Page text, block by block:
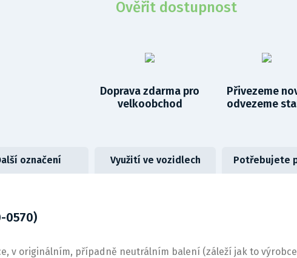
Ověřit dostupnost
Doprava zdarma pro
velkoobchod
Přivezeme
odvezeme
označení Využití ve vozidlech Potřebujete
0570)
v originálním, případně neutrálním balení (záleží jak to